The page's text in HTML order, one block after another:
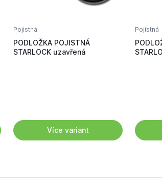
Pojistná
PODLOŽKA POJISTNÁ
STARLOCK uzavřená
Více variant
Pojistná